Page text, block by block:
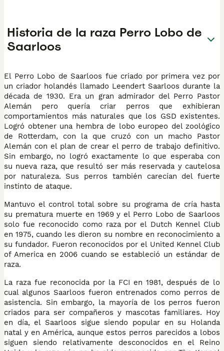
Historia de la raza Perro Lobo de
Saarloos
El Perro Lobo de Saarloos fue criado por primera vez por
un criador holandés llamado Leendert Saarloos durante la
década de 1930. Era un gran admirador del Perro Pastor
Alemán pero quería criar perros que exhibieran
comportamientos más naturales que los GSD existentes.
Logró obtener una hembra de lobo europeo del zoológico
de Rotterdam, con la que cruzó con un macho Pastor
Alemán con el plan de crear el perro de trabajo definitivo.
Sin embargo, no logró exactamente lo que esperaba con
su nueva raza, que resultó ser más reservada y cautelosa
por naturaleza. Sus perros también carecían del fuerte
instinto de ataque.
Mantuvo el control total sobre su programa de cría hasta
su prematura muerte en 1969 y el Perro Lobo de Saarloos
solo fue reconocido como raza por el Dutch Kennel Club
en 1975, cuando les dieron su nombre en reconocimiento a
su fundador. Fueron reconocidos por el United Kennel Club
of America en 2006 cuando se estableció un estándar de
raza.
La raza fue reconocida por la FCI en 1981, después de lo
cual algunos Saarloos fueron entrenados como perros de
asistencia. Sin embargo, la mayoría de los perros fueron
criados para ser compañeros y mascotas familiares. Hoy
en día, el Saarloos sigue siendo popular en su Holanda
natal y en América, aunque estos perros parecidos a lobos
siguen siendo relativamente desconocidos en el Reino